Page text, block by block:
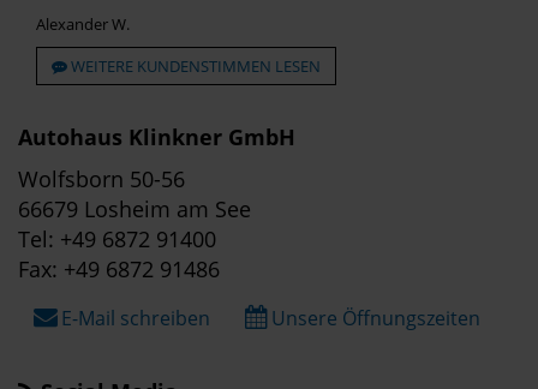
Alexander W.
WEITERE KUNDENSTIMMEN LESEN
Autohaus Klinkner GmbH
Wolfsborn 50-56
66679 Losheim am See
Tel: +49 6872 91400
Fax: +49 6872 91486
E-Mail schreiben Unsere Öffnungszeiten